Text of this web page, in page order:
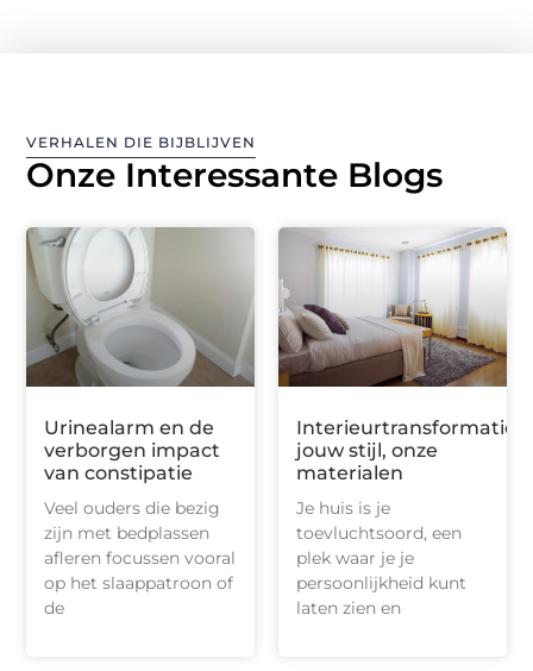
VERHALEN DIE BIJBLIJVEN
Onze Interessante Blogs
Urinealarm en de
verborgen impact
van constipatie
Veel ouders die bezig
zijn met bedplassen
afleren focussen vooral
op het slaappatroon of
de
Interieurtransformatie:
jouw stijl, onze
materialen
Je huis is je
toevluchtsoord, een
plek waar je je
persoonlijkheid kunt
laten zien en